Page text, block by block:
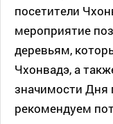
посетители
мероприятие
деревьям,
Чхонвадэ, а
значимости Дня
рекомендуем